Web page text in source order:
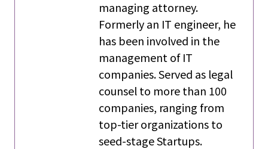
managing attorney.
Formerly an IT engineer, he
has been involved in the
management of IT
companies. Served as legal
counsel to more than 100
companies, ranging from
top-tier organizations to
seed-stage Startups.